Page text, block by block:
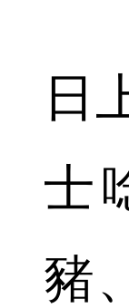
日
士
豬